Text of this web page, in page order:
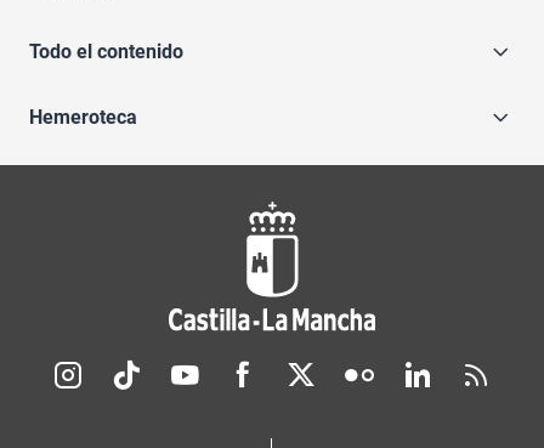
Todo el contenido
Hemeroteca
Redes sociales JCCM